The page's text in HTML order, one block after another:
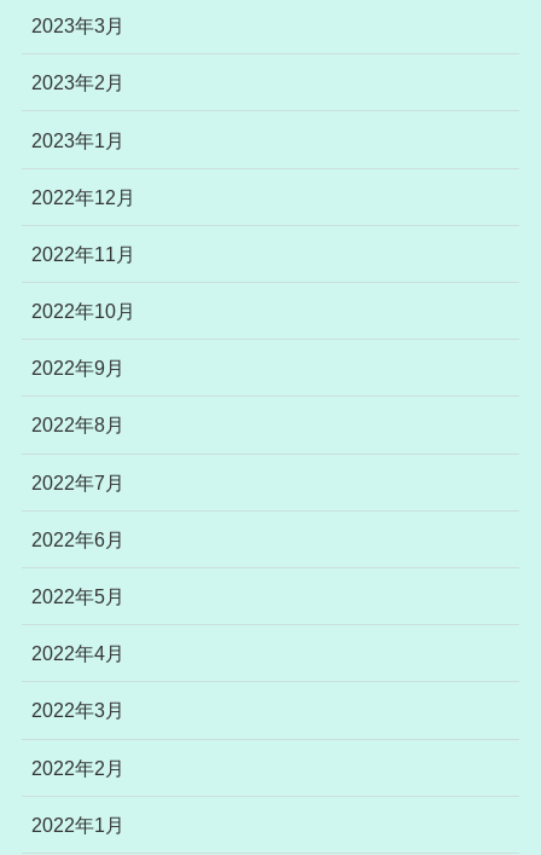
2023年3月
2023年2月
2023年1月
2022年12月
2022年11月
2022年10月
2022年9月
2022年8月
2022年7月
2022年6月
2022年5月
2022年4月
2022年3月
2022年2月
2022年1月